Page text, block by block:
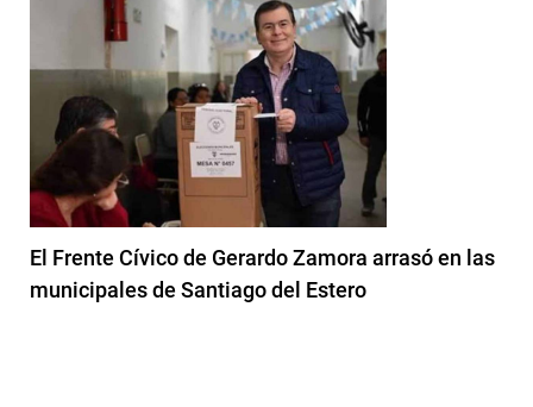
El Frente Cívico de Gerardo Zamora arrasó en las
municipales de Santiago del Estero